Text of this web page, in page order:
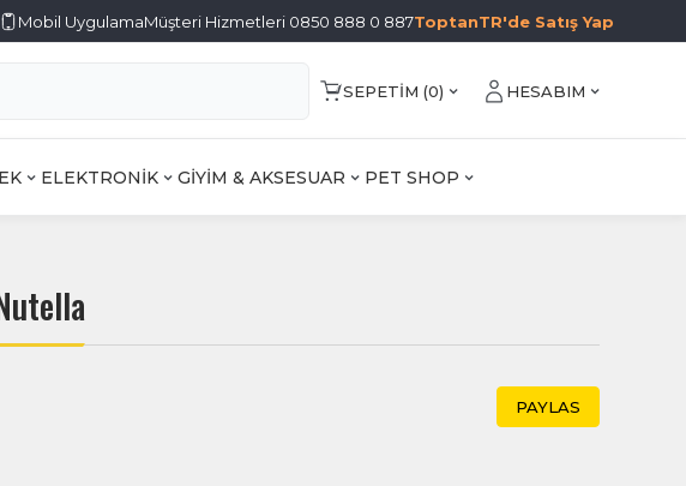
Mobil UygulamaMüşteri Hizmetleri 0850 888 0 887ToptanTR'de Satış Yap
SEPETIM (0) HESABIM
ELEKTRONİK GİYİM & AKSESUAR PET SHOP
PAYLAS